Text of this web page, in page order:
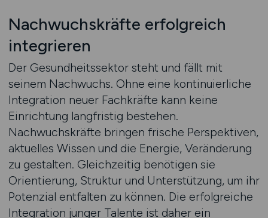
Nachwuchskräfte erfolgreich
integrieren
Der Gesundheitssektor steht und fällt mit
seinem Nachwuchs. Ohne eine kontinuierliche
Integration neuer Fachkräfte kann keine
Einrichtung langfristig bestehen.
Nachwuchskräfte bringen frische Perspektiven,
aktuelles Wissen und die Energie, Veränderung
zu gestalten. Gleichzeitig benötigen sie
Orientierung, Struktur und Unterstützung, um ihr
Potenzial entfalten zu können. Die erfolgreiche
Integration junger Talente ist daher ein